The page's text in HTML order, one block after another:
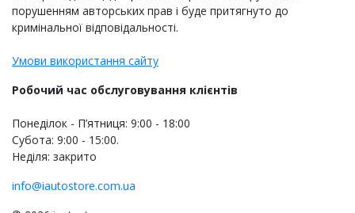
порушенням авторських прав і буде притягнуто до
кримінальної відповідальності.
Умови використання сайту
Робочий час обслуговування клієнтів
Понеділок - П’ятниця: 9:00 - 18:00
Субота: 9:00 - 15:00.
Неділя: закрито
info@iautostore.com.ua